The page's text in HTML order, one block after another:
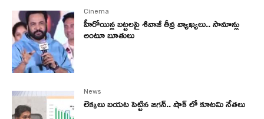
Cinema
హీరోయిన్ల బట్టలపై శివాజీ తీవ్ర వ్యాఖ్యలు.. సామాన్లు
అంటూ బూతులు
News
లెక్కలు బయట పెట్టిన జగన్.. షాక్ లో కూటమి నేతలు